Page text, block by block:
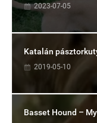
2023-07-05
Katalán
2019-05-10
Basset Hound –